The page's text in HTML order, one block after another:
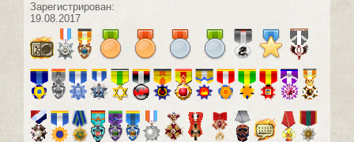
Зарегистрирован:
19.08.2017